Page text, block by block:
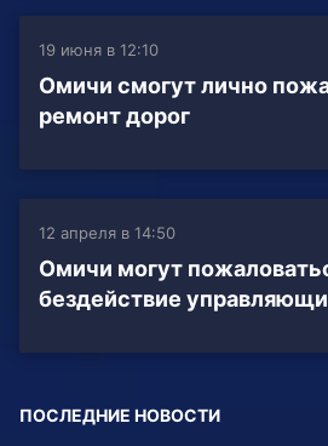
19 июня в 12:10
Омичи смогут лично
ремонт дорог
12 апреля в 14:50
Омичи могут
бездействие
ПОСЛЕДНИЕ НОВОСТИ